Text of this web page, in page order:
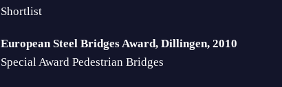
Shortlist
European Steel Bridges Award, Dillingen, 2010
Special Award Pedestrian Bridges